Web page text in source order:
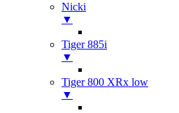
Nicki
▼
Tiger 885i
▼
Tiger 800 XRx low
▼